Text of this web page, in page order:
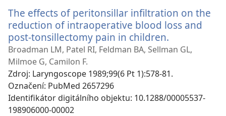
The effects of peritonsillar infiltration on the
reduction of intraoperative blood loss and
post-tonsillectomy pain in children.
nové
Broadman LM, Patel RI, Feldman BA, Sellman GL,
Milmoe G, Camilon F.
Zdroj‎: Laryngoscope 1989;99(6 Pt 1):578-81.
Označení‎: PubMed 2657296
Identifikátor digitálního objektu‎: 10.1288/00005537-
198906000-00002